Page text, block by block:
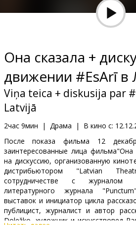
Клуб
Она сказала +
движении #EsArī в
Viņa teica + diskusija par
Latvijā
2час 9мин | Драма | В кино с:
После показа фильма 12
заинтересованные лица фильма"Она
на дискуссию, организованную
дистрибьютором "Latvian
сотрудничестве с журналом
литературного журнала
выставок и инициатор цикла
публицист, журналист и автор
Doležko, художник и искусствовед